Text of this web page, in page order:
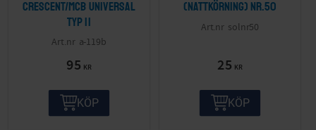
Crescent/MCB Universal
Typ II
a-119b
95 KR
KÖP
(nattkörning) nr.50
solnr50
25 KR
KÖP